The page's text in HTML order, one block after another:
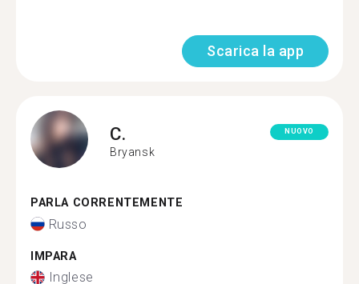
Scarica la app
C.
Bryansk
NUOVO
PARLA CORRENTEMENTE
Russo
IMPARA
Inglese